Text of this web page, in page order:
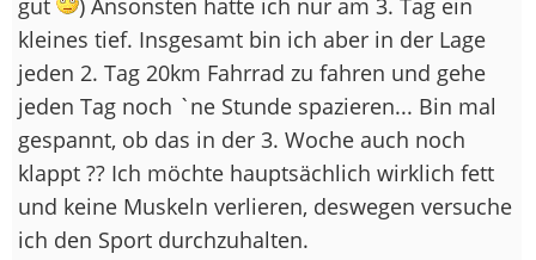
gut
) Ansonsten hatte ich nur am 3. Tag ein
kleines tief. Insgesamt bin ich aber in der Lage
jeden 2. Tag 20km Fahrrad zu fahren und gehe
jeden Tag noch `ne Stunde spazieren... Bin mal
gespannt, ob das in der 3. Woche auch noch
klappt ?? Ich möchte hauptsächlich wirklich fett
und keine Muskeln verlieren, deswegen versuche
ich den Sport durchzuhalten.